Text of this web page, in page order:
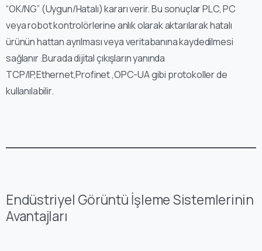
“OK/NG” (Uygun/Hatalı) kararı verir. Bu sonuçlar PLC, PC
veya robot kontrolörlerine anlık olarak aktarılarak hatalı
ürünün hattan ayrılması veya veritabanına kaydedilmesi
sağlanır .Burada dijital çıkışların yanında
TCP/IP,Ethernet,Profinet ,OPC-UA gibi protokoller de
kullanılabilir.
Endüstriyel Görüntü İşleme Sistemlerinin
Avantajları